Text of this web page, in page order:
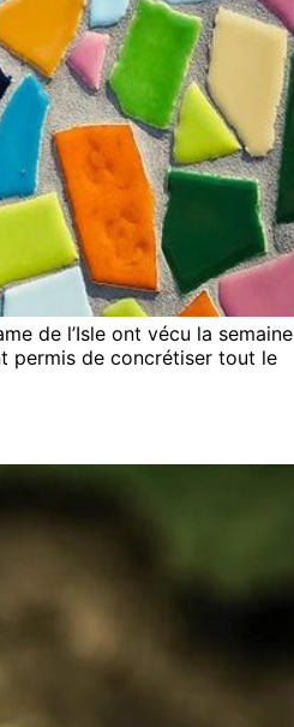
de l’Isle ont vécu la semaine
permis de concrétiser tout le